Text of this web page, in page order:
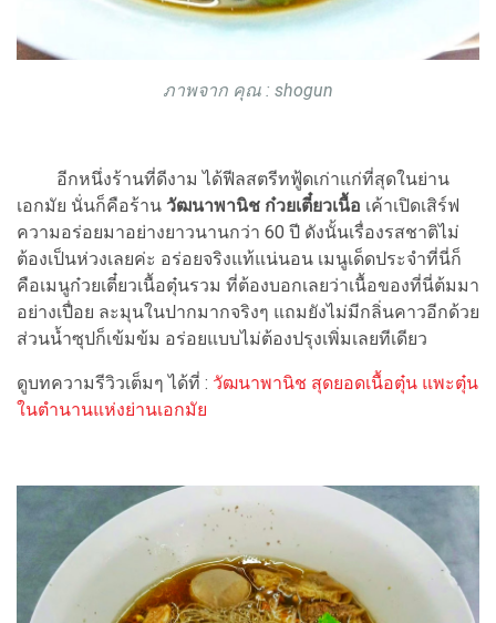
ภาพจาก คุณ : shogun
อีกหนึ่งร้านที่ดีงาม ได้ฟีลสตรีทฟู้ดเก่าแก่ที่สุดในย่าน
เอกมัย นั่นก็คือร้าน วัฒนาพานิช ก๋วยเตี๋ยวเนื้อ เค้าเปิดเสิร์ฟ
ความอร่อยมาอย่างยาวนานกว่า 60 ปี ดังนั้นเรื่องรสชาติไม่
ต้องเป็นห่วงเลยค่ะ อร่อยจริงแท้แน่นอน เมนูเด็ดประจำที่นี่ก็
คือเมนูก๋วยเตี๋ยวเนื้อตุ๋นรวม ที่ต้องบอกเลยว่าเนื้อของที่นี่ต้มมา
อย่างเปื่อย ละมุนในปากมากจริงๆ แถมยังไม่มีกลิ่นคาวอีกด้วย
ส่วนน้ำซุปก็เข้มข้ม อร่อยแบบไม่ต้องปรุงเพิ่มเลยทีเดียว
ดูบทความรีวิวเต็มๆ ได้ที่ : วัฒนาพานิช สุดยอดเนื้อตุ๋น แพะตุ๋น
ในตำนานแห่งย่านเอกมัย